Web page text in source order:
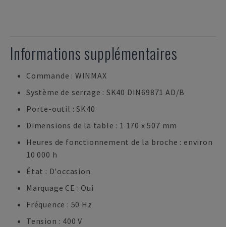
Informations supplémentaires
Commande : WINMAX
Système de serrage : SK40 DIN69871 AD/B
Porte-outil : SK40
Dimensions de la table : 1 170 x 507 mm
Heures de fonctionnement de la broche : environ
10 000 h
État : D'occasion
Marquage CE : Oui
Fréquence : 50 Hz
Tension : 400 V